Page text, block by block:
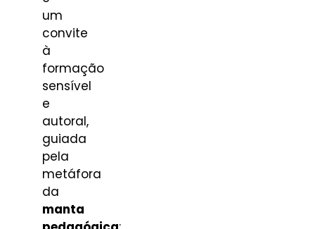
um
convite
à
formação
sensível
e
autoral,
guiada
pela
metáfora
da
manta